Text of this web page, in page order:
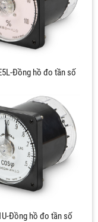
Đồng hồ đo tần số
Đồng hồ đo tần số